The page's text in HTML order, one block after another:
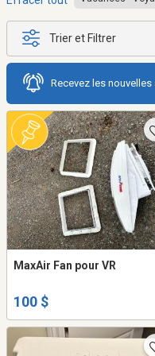
Trier et Filtrer
Recevez les
MaxAir Fan pour VR
100 $